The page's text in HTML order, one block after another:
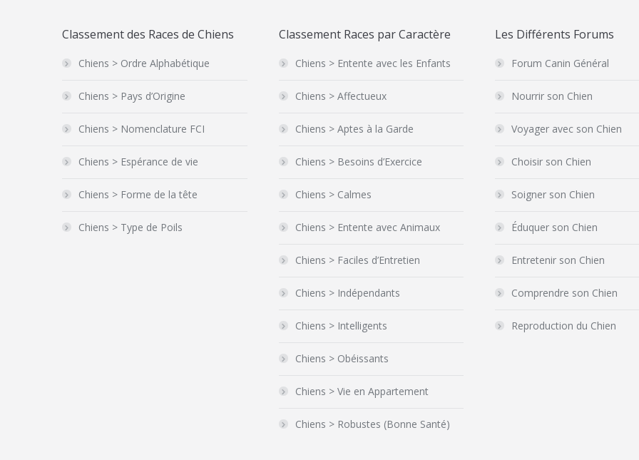
Classement des Races de Chiens
Chiens > Ordre Alphabétique
Chiens > Pays d’Origine
Chiens > Nomenclature FCI
Chiens > Espérance de vie
Chiens > Forme de la tête
Chiens > Type de Poils
Classement Races par Caractère
Chiens > Entente avec les Enfants
Chiens > Affectueux
Chiens > Aptes à la Garde
Chiens > Besoins d’Exercice
Chiens > Calmes
Chiens > Entente avec Animaux
Chiens > Faciles d’Entretien
Chiens > Indépendants
Chiens > Intelligents
Chiens > Obéissants
Chiens > Vie en Appartement
Chiens > Robustes (Bonne Santé)
Les Différents Forums
Forum Canin Général
Nourrir son Chien
Voyager avec son Chien
Choisir son Chien
Soigner son Chien
Éduquer son Chien
Entretenir son Chien
Comprendre son Chien
Reproduction du Chien